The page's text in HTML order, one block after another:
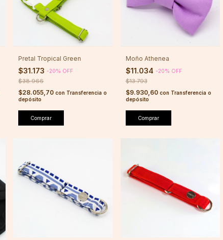
Pretal Tropical Green
$31.173-20% OFF
$38.966
$28.055,70con Transferencia o
depósito
Comprar
Moño Athenea
$11.034 -20% OFF
$13.793
$9.930,60 con Transferencia o
depósito
Comprar